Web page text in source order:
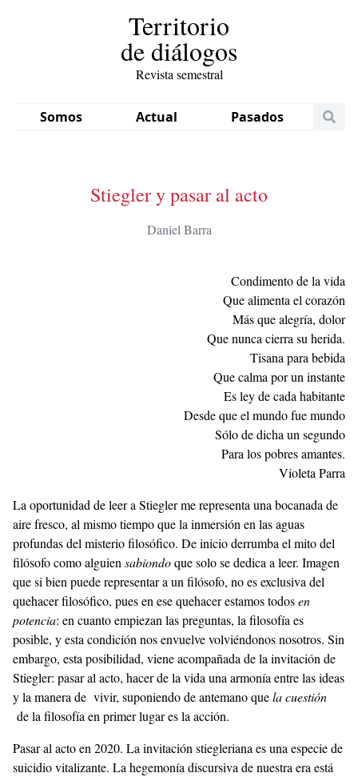
Territorio
de diálogos
Revista semestral
Somos Actual Pasados
Stiegler y pasar al acto
Daniel Barra
Condimento de la vida
Que alimenta el corazón
Más que alegría, dolor
Que nunca cierra su herida.
Tisana para bebida
Que calma por un instante
Es ley de cada habitante
Desde que el mundo fue mundo
Sólo de dicha un segundo
Para los pobres amantes.
Violeta Parra
La oportunidad de leer a Stiegler me representa una bocanada de
aire fresco, al mismo tiempo que la inmersión en las aguas
profundas del misterio filosófico. De inicio derrumba el mito del
filósofo como alguien sabiondoque solo se dedica a leer. Imagen
que si bien puede representar a un filósofo, no es exclusiva del
quehacer filosófico, pues en ese quehacer estamos todosen
potencia: en cuanto empiezan las preguntas, la filosofía es
posible, y esta condición nos envuelve volviéndonos nosotros. Sin
embargo, esta posibilidad, viene acompañada de la invitación de
Stiegler: pasar al acto, hacer de la vida una armonía entre las ideas
y la manera de vivir, suponiendo de antemano quela cuestión
de la filosofía en primer lugar es la acción.
Pasar al acto en 2020. La invitación stiegleriana es una especie de
suicidio vitalizante. La hegemonía discursiva de nuestra era está